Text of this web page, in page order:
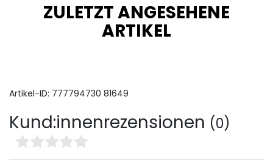
ZULETZT ANGESEHENE
ARTIKEL
Artikel-ID: 777794730 81649
Kund:innenrezensionen (0)